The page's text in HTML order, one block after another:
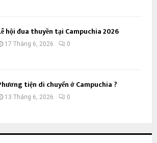
hội đua thuyền tại Campuchia 2026
17 Tháng 6, 2026 0
tiện di chuyển ở Campuchia ?
13 Tháng 6, 2026 0